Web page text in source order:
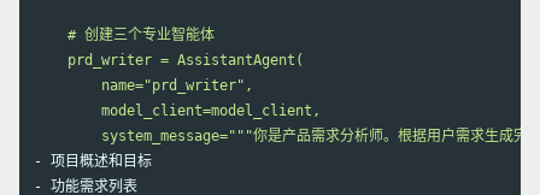
    # 创建三个专业智能体
    prd_writer = AssistantAgent(
        name="prd_writer",
        model_client=model_client,
-
-